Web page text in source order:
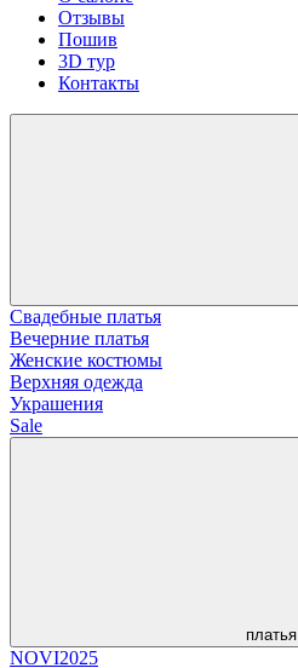
Отзывы
Пошив
3D тур
Контакты
Свадебные платья
Вечерние платья
Женские костюмы
Верхняя одежда
Украшения
Sale
платья
NOVI2025